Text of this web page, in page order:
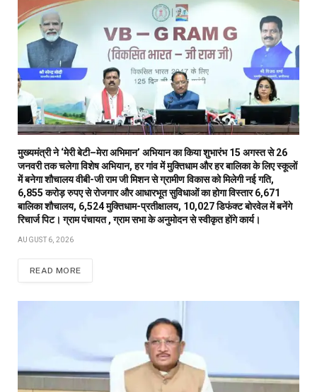
मुख्यमंत्री ने ‘मेरी बेटी–मेरा अभिमान’ अभियान का किया शुभारंभ 15 अगस्त से 26
जनवरी तक चलेगा विशेष अभियान, हर गांव में मुक्तिधाम और हर बालिका के लिए स्कूलों
में बनेगा शौचालय वीबी-जी राम जी मिशन से ग्रामीण विकास को मिलेगी नई गति,
6,855 करोड़ रुपए से रोजगार और आधारभूत सुविधाओं का होगा विस्तार 6,671
बालिका शौचालय, 6,524 मुक्तिधाम-प्रतीक्षालय, 10,027 डिफंक्ट बोरवेल में बनेंगे
रिचार्ज पिट। ग्राम पंचायत , ग्राम सभा के अनुमोदन से स्वीकृत होंगे कार्य।
AUGUST 6, 2026
READ MORE